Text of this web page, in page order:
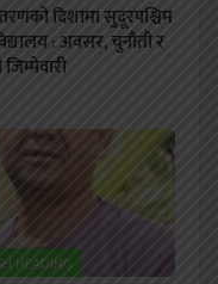
दिशामा सुदूरपश्चिम
: अवसर, चुनौती र
HEADING